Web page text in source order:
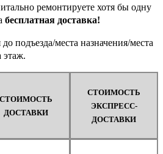
ремонтируете хотя бы одну
бесплатная доставка!
подъезда/места назначения/места
этаж.
СТОИМОСТЬ
ДОСТАВКИ
СТОИМОСТЬ
ЭКСПРЕСС-
ДОСТАВКИ